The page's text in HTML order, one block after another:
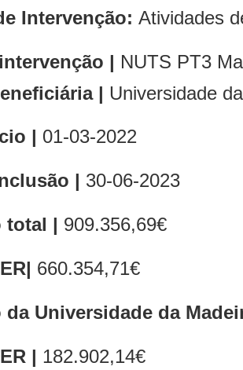
Intervenção: Atividades
| NUTS PT3
| Universidade
| 01-03-2022
| 30-06-2023
total | 909.356,69€
660.354,71€
da Universidade da
| 182.902,14€